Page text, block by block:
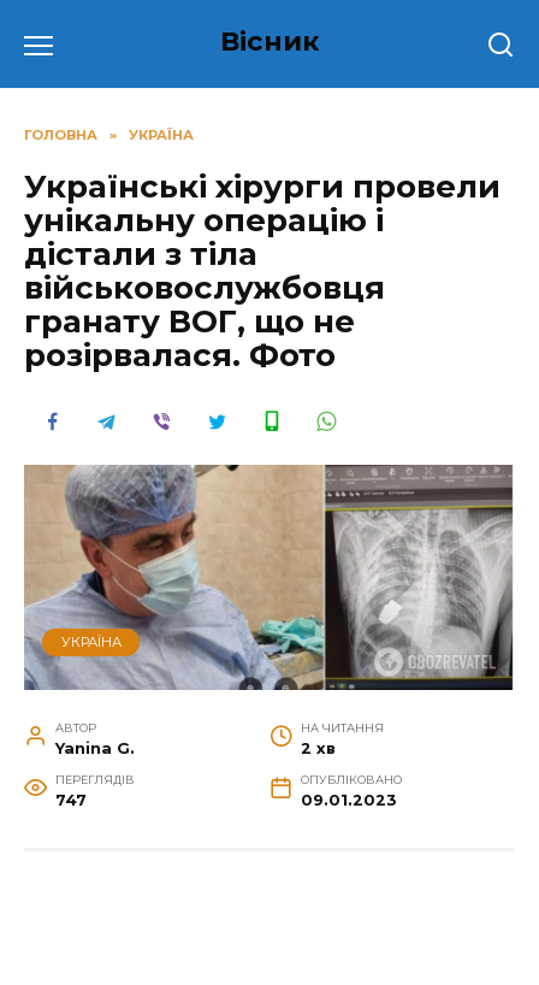
до
Вісник
ГОЛОВНА » УКРАЇНА
Українські хірурги провели
унікальну операцію і
дістали з тіла
військовослужбовця
гpанату ВОГ, що не
розірвалася. Фото
УКРАЇНА
АВТОР
Yanina G.
НА ЧИТАННЯ
2 хв
ПЕРЕГЛЯДІВ
747
ОПУБЛІКОВАНО
09.01.2023